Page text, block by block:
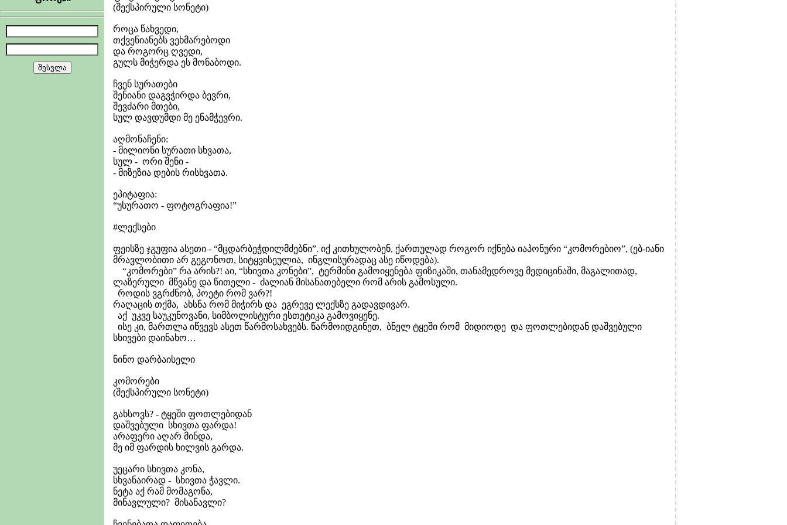
(შექსპირული სონეტი)
როცა წახვედი,
თქვენიანებს ვეხმარებოდი
და როგორც ღვედი,
გულს მიჭერდა ეს მონაბოდი.
ჩვენ სურათები
შენიანი დაგვჭირდა ბევრი,
შევძარი მთები,
სულ დავდუმდი მე ენამჭევრი.
აღმონაჩენი:
- მილიონი სურათი სხვათა,
სულ - ორი შენი -
- მიზეზია დების რისხვათა.
ეპიტაფია:
“უსურათო - ფოტოგრაფია!”
#ლექსები
ფეისზე ჯგუფია ასეთი - “მცდარბეჭდილმძებნი”. იქ კითხულობენ, ქართულად როგორ იქნება იაპონური “კომორებიო”, (ებ-იანი
მრავლობითი არ გეგონოთ, სიტყვისეულია, ინგლისურადაც ასე იწოდება).
“კომორები” რა არის?! აი, “სხივთა კონები”, ტერმინი გამოიყენება ფიზიკაში, თანამედროვე მედიცინაში, მაგალითად,
ლაზერული მწვანე და წითელი - ძალიან მისანათებელი რომ არის გამოსული.
როდის ვგრძნობ, პოეტი რომ ვარ?!
რაღაცის თქმა, ახსნა რომ მიჭირს და ეგრევე ლექსზე გადავდივარ.
აქ უკვე საუკუნოვანი, სიმბოლისტური ესთეტიკა გამოვიყენე.
ისე კი, მართლა იწვევს ასეთ წარმოსახვებს. წარმოიდგინეთ, ბნელ ტყეში რომ მიდიოდე და ფოთლებიდან დაშვებული
სხივები დაინახო…
ნინო დარბაისელი
კომორები
(შექსპირული სონეტი)
გახსოვს? - ტყეში ფოთლებიდან
დაშვებული სხივთა ფარდა!
არაფერი აღარ მინდა,
მე იმ ფარდის ხილვის გარდა.
უეცარი სხივთა კონა,
სხვანაირად - სხივთა ჭავლი.
ნეტა აქ რამ მომაგონა,
მინავლული? მისანავლი?